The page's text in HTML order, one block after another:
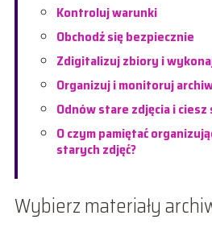
Kontroluj warunki
Obchodź się bezpiecznie
Zdigitalizuj zbiory i
Organizuj i monitoruj
Odnów stare zdjęcia i
O czym pamiętać
starych zdjęć?
Wybierz materiały